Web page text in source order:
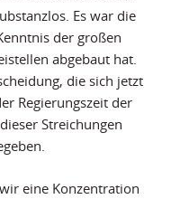
Es war die
der großen
abgebaut hat.
die sich jetzt
Regierungszeit der
Streichungen
eine Konzentration